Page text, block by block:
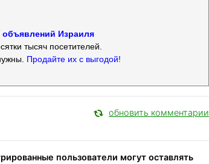
Израиля
тысяч посетителей.
Продайте их с выгодой!
обновить комментарии
пользователи могут оставлять